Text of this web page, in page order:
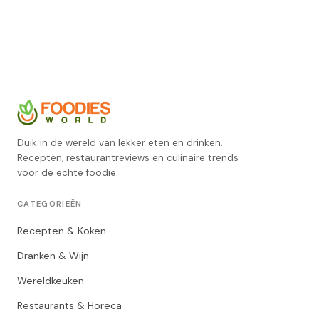
Duik in de wereld van lekker eten en drinken.
Recepten, restaurantreviews en culinaire trends
voor de echte foodie.
CATEGORIEËN
Recepten & Koken
Dranken & Wijn
Wereldkeuken
Restaurants & Horeca